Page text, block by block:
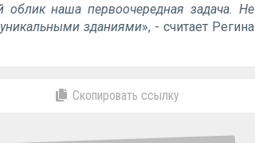
облик наша первоочередная задача. Не
зданиями», - считает Регина
Скопировать ссылку